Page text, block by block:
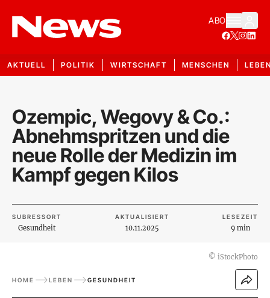
ABO
AKTUELL POLITIK WIRTSCHAFT MENSCHEN
Ozempic, Wegovy & Co.:
Abnehmspritzen und die
neue Rolle der Medizin im
Kampf gegen Kilos
SUBRESSORT
Gesundheit
AKTUALISIERT
10.11.2025
LESEZEIT
9 min
© iStockPhoto
HOME LEBEN GESUNDHEIT